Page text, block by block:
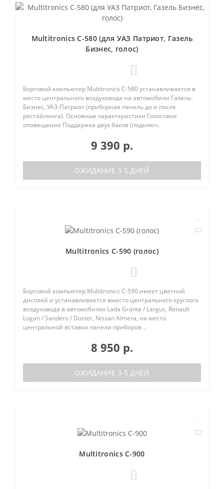
Multitronics C-580 (для УАЗ Патриот, Газель
Бизнес, голос)
Бортовой компьютер Multitronics C-580 устанавливается в
место центрального воздуховода на автомобили Газель-
Бизнес, УАЗ-Патриот (приборная панель до и после
рестайлинга). Основные характеристики Голосовое
оповещение Поддержка двух баков (подключ..
9 390 р.
ОЖИДАНИЕ 3-5 ДНЕЙ
Multitronics C-590 (голос)
Бортовой компьютер Multitronics C-590 имеет цветной
дисплей и устанавливается вместо центрального круглого
воздуховода в автомобилях Lada Granta / Largus, Renault
Logan / Sandero / Duster, Nissan Almera, на место
центральной вставки панели приборов ..
8 950 р.
ОЖИДАНИЕ 3-5 ДНЕЙ
Multitronics C-900